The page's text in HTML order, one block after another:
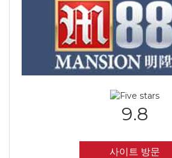
9.8
사이트 방문